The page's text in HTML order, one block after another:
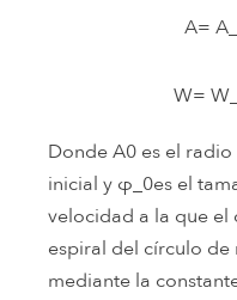
A=
W=
Donde A0 es el
inicial y φ_0es el
velocidad a la que el
espiral del círculo de
mediante la